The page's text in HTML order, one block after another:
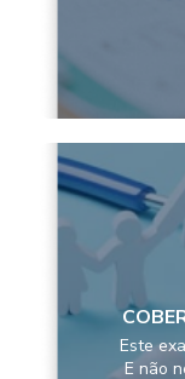
Este
E não